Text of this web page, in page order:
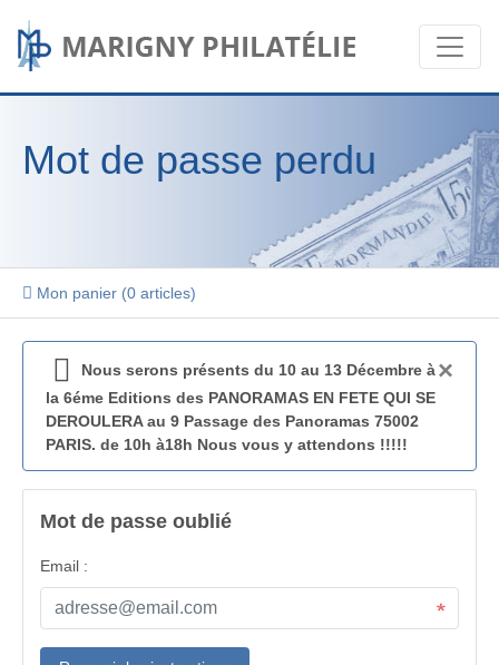
Mot de passe perdu
Mon panier (0 articles)
×
Nous serons présents du 10 au 13 Décembre à
la 6éme Editions des PANORAMAS EN FETE QUI SE
DEROULERA au 9 Passage des Panoramas 75002
PARIS. de 10h à18h Nous vous y attendons !!!!!
Mot de passe oublié
Email :